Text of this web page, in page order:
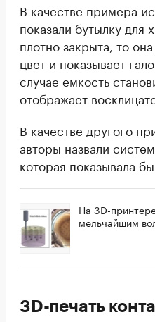
В качестве примера
показали бутылку для
плотно закрыта, то
цвет и показывает
случае емкость
отображает
В качестве другого
авторы назвали
которая показывала
На 3D-
мельчайшим
3D-печать